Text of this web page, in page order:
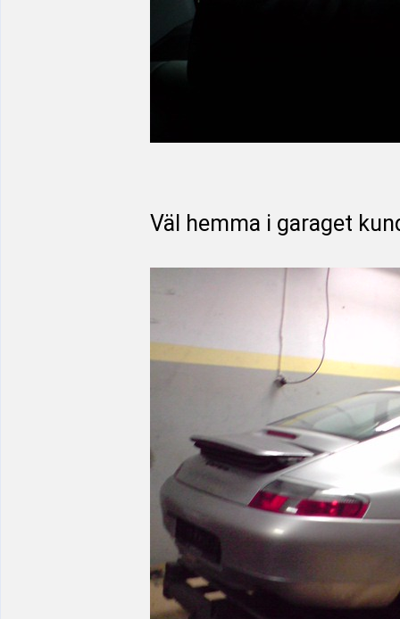
Väl hemma i garaget